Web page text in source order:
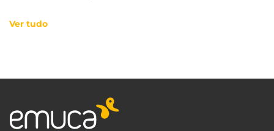
Ver tudo